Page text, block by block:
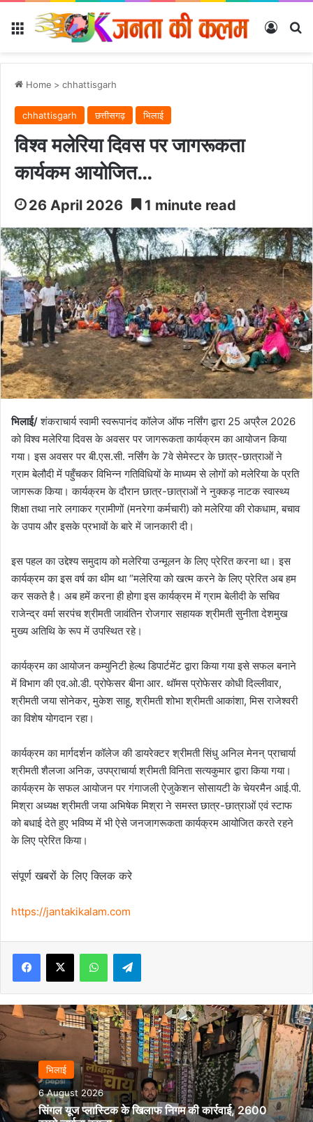
Menu Log In
Home > chhattisgarh
chhattisgarh छत्तीसगढ़ भिलाई
विश्व मलेरिया दिवस पर जागरूकता
कार्यकम आयोजित…
26 April 2026 1 minute read
भिलाई/शंकराचार्य स्वामी स्वरूपानंद कॉलेज ऑफ नर्सिंग द्वारा 25 अप्रैल 2026
को विश्व मलेरिया दिवस के अवसर पर जागरूकता कार्यक्रम का आयोजन किया
गया। इस अवसर पर बी.एस.सी. नर्सिंग के 7वे सेमेस्टर के छात्र-छात्राओं ने
ग्राम बेलौदी में पहुँचकर विभिन्न गतिविधियों के माध्यम से लोगों को मलेरिया के प्रति
जागरूक किया। कार्यक्रम के दौरान छात्र-छात्राओं ने नुक्कड़ नाटक स्वास्थ्य
शिक्षा तथा नारे लगाकर ग्रामीणों (मनरेगा कर्मचारी) को मलेरिया की रोकधाम, बचाव
के उपाय और इसके प्रभावों के बारे में जानकारी दी।
इस पहल का उद्देश्य समुदाय को मलेरिया उन्मूलन के लिए प्रेरित करना था। इस
कार्यक्रम का इस वर्ष का थीम था “मलेरिया को खत्म करने के लिए प्रेरित अब हम
कर सकते है। अब हमें करना ही होगा इस कार्यक्रम में ग्राम बेलीदी के सचिव
राजेन्द्र वर्मा सरपंच श्रीमती जावंतिन रोजगार सहायक श्रीमती सुनीता देशमुख
मुख्य अतिथि के रूप में उपस्थित रहे।
कार्यक्रम का आयोजन कम्युनिटी हेल्थ डिपार्टमेंट द्वारा किया गया इसे सफल बनाने
में विभाग की एव.ओ.डी. प्रोफेसर बीना आर. थॉमस प्रोफेसर कोधी दिल्लीवार,
श्रीमती जया सोनेकर, मुकेश साहू, श्रीमती शोभा श्रीमती आकांशा, मिस राजेश्वरी
का विशेष योगदान रहा।
कार्यक्रम का मार्गदर्शन कॉलेज की डायरेक्टर श्रीमती सिंधु अनिल मेनन् प्राचार्या
श्रीमती शैलजा अनिक, उपप्राचार्या श्रीमती विनिता सत्यकुमार द्वारा किया गया।
कार्यक्रम के सफल आयोजन पर गंगाजली ऐजुकेशन सोसायटी के चेयरमैन आई.पी.
मिश्रा अध्यक्ष श्रीमती जया अभिषेक मिश्रा ने समस्त छात्र-छात्राओं एवं स्टाफ
को बधाई देते हुए भविष्य में भी ऐसे जनजागरूकता कार्यक्रम आयोजित करते रहने
के लिए प्रेरित किया।
संपूर्ण खबरों के लिए क्लिक करे
https://jantakikalam.com
Facebook
X WhatsAppTelegram
भिलाई
6 August 2026
सिंगल यूज प्लास्टिक के खिलाफ निगम की कार्रवाई, 2600